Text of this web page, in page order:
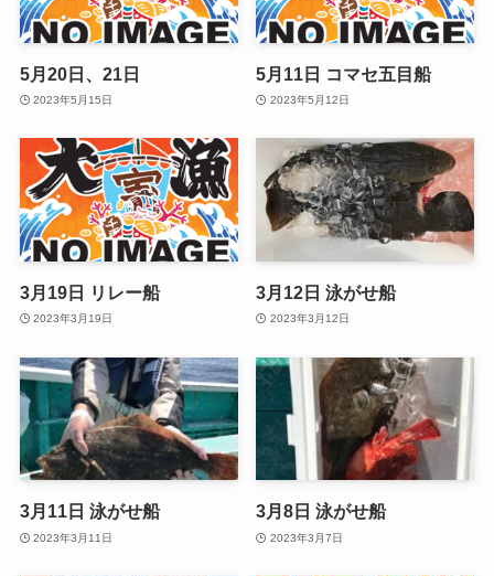
5月20日、21日
2023年5月15日
5月11日 コマセ五目船
2023年5月12日
3月19日 リレー船
2023年3月19日
3月12日 泳がせ船
2023年3月12日
3月11日 泳がせ船
2023年3月11日
3月8日 泳がせ船
2023年3月7日